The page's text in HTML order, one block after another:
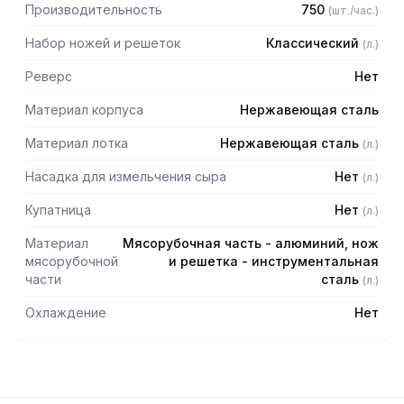
решетка
— Педаль
Производительность 750 (шт./час.)
Набор ножей и решеток Классический (л.)
Реверс Нет
Материал корпуса Нержавеющая сталь
Материал лотка Нержавеющая сталь (л.)
Насадка для измельчения сыра Нет (л.)
Купатница Нет (л.)
Материал
мясорубочной
части
Мясорубочная часть - алюминий, нож
и решетка - инструментальная
сталь (л.)
Охлаждение Нет